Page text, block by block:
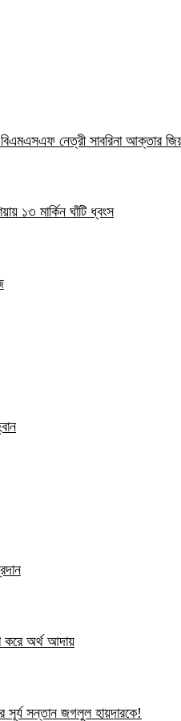
বিএমএসএফ নেত্রী সাবরিনা আক্তার
১৩ মার্কিন ঘাঁটি ধ্বংস
করে অর্থ আদায়
সূর্য সন্তান জগলুল হায়দারকে!